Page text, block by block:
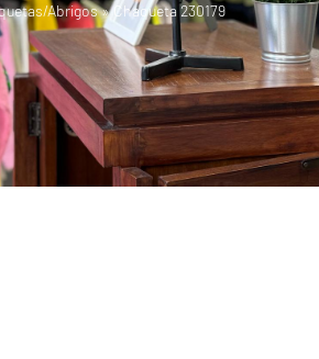
Abrigos»Chaqueta 230179